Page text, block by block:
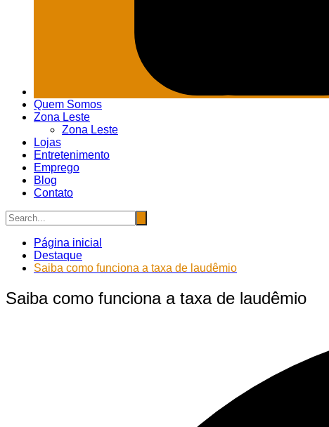
Quem Somos
Zona Leste
Zona Leste
Lojas
Entretenimento
Emprego
Blog
Contato
Página inicial
Destaque
Saiba como funciona a taxa de laudêmio
Saiba como funciona a taxa de laudêmio